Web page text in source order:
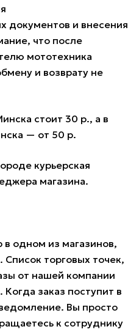
документов и внесения
что после
мототехника
и возврату не
стоит 30 р., а в
— от 50 р.
курьерская
магазина.
в одном из магазинов,
торговых точек,
от нашей компании
Когда заказ поступит в
Вы просто
к сотруднику